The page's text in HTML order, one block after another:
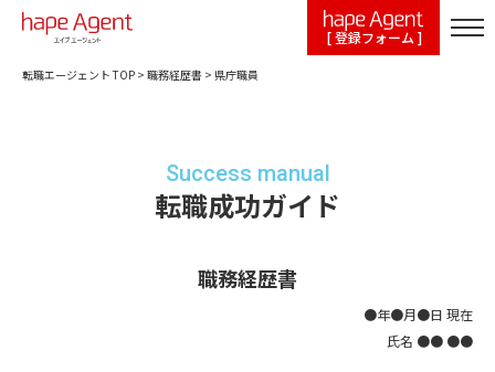
[ 登録フォーム ]
転職エージェント TOP > 職務経歴書 > 県庁職員
Success manual
転職成功ガイド
職務経歴書
●年●月●日 現在
氏名 ●● ●●